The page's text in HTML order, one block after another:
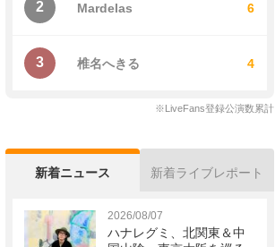
2 Mardelas 6
3 椎名へきる 4
※LiveFans登録公演数累計
新着ニュース 新着ライブレポート
2026/08/07
ハナレグミ、北関東＆中